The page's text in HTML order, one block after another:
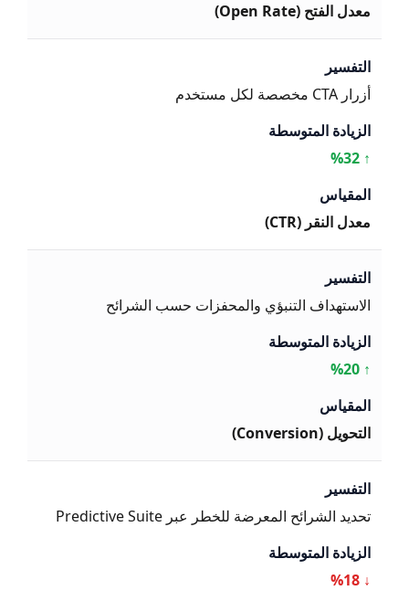
معدل الفتح (Open Rate)
أزرار CTA مخصصة لكل مستخدم
↑ %32
معدل النقر (CTR)
الاستهداف التنبؤي والمحفزات حسب الشرائح
↑ %20
التحويل (Conversion)
تحديد الشرائح المعرضة للخطر عبر Predictive Suite
↓ %18